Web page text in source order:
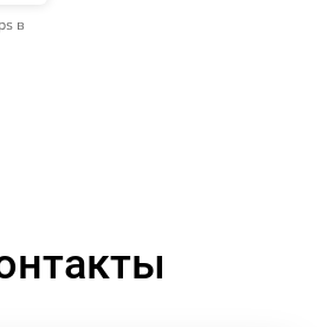
в